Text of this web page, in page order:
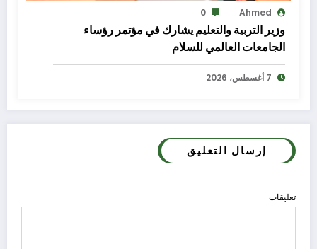
Ahmed
0
وزير التربية والتعليم يشارك في مؤتمر رؤساء
الجامعات العالمي للسلام
7 أغسطس، 2026
إرسال التعليق
تعليقات